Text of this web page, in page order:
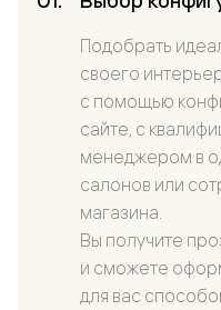
Подобрать
своего
с помощью
сайте, с
менеджером в
салонов или
магазина.
Вы получите
и сможете
для вас